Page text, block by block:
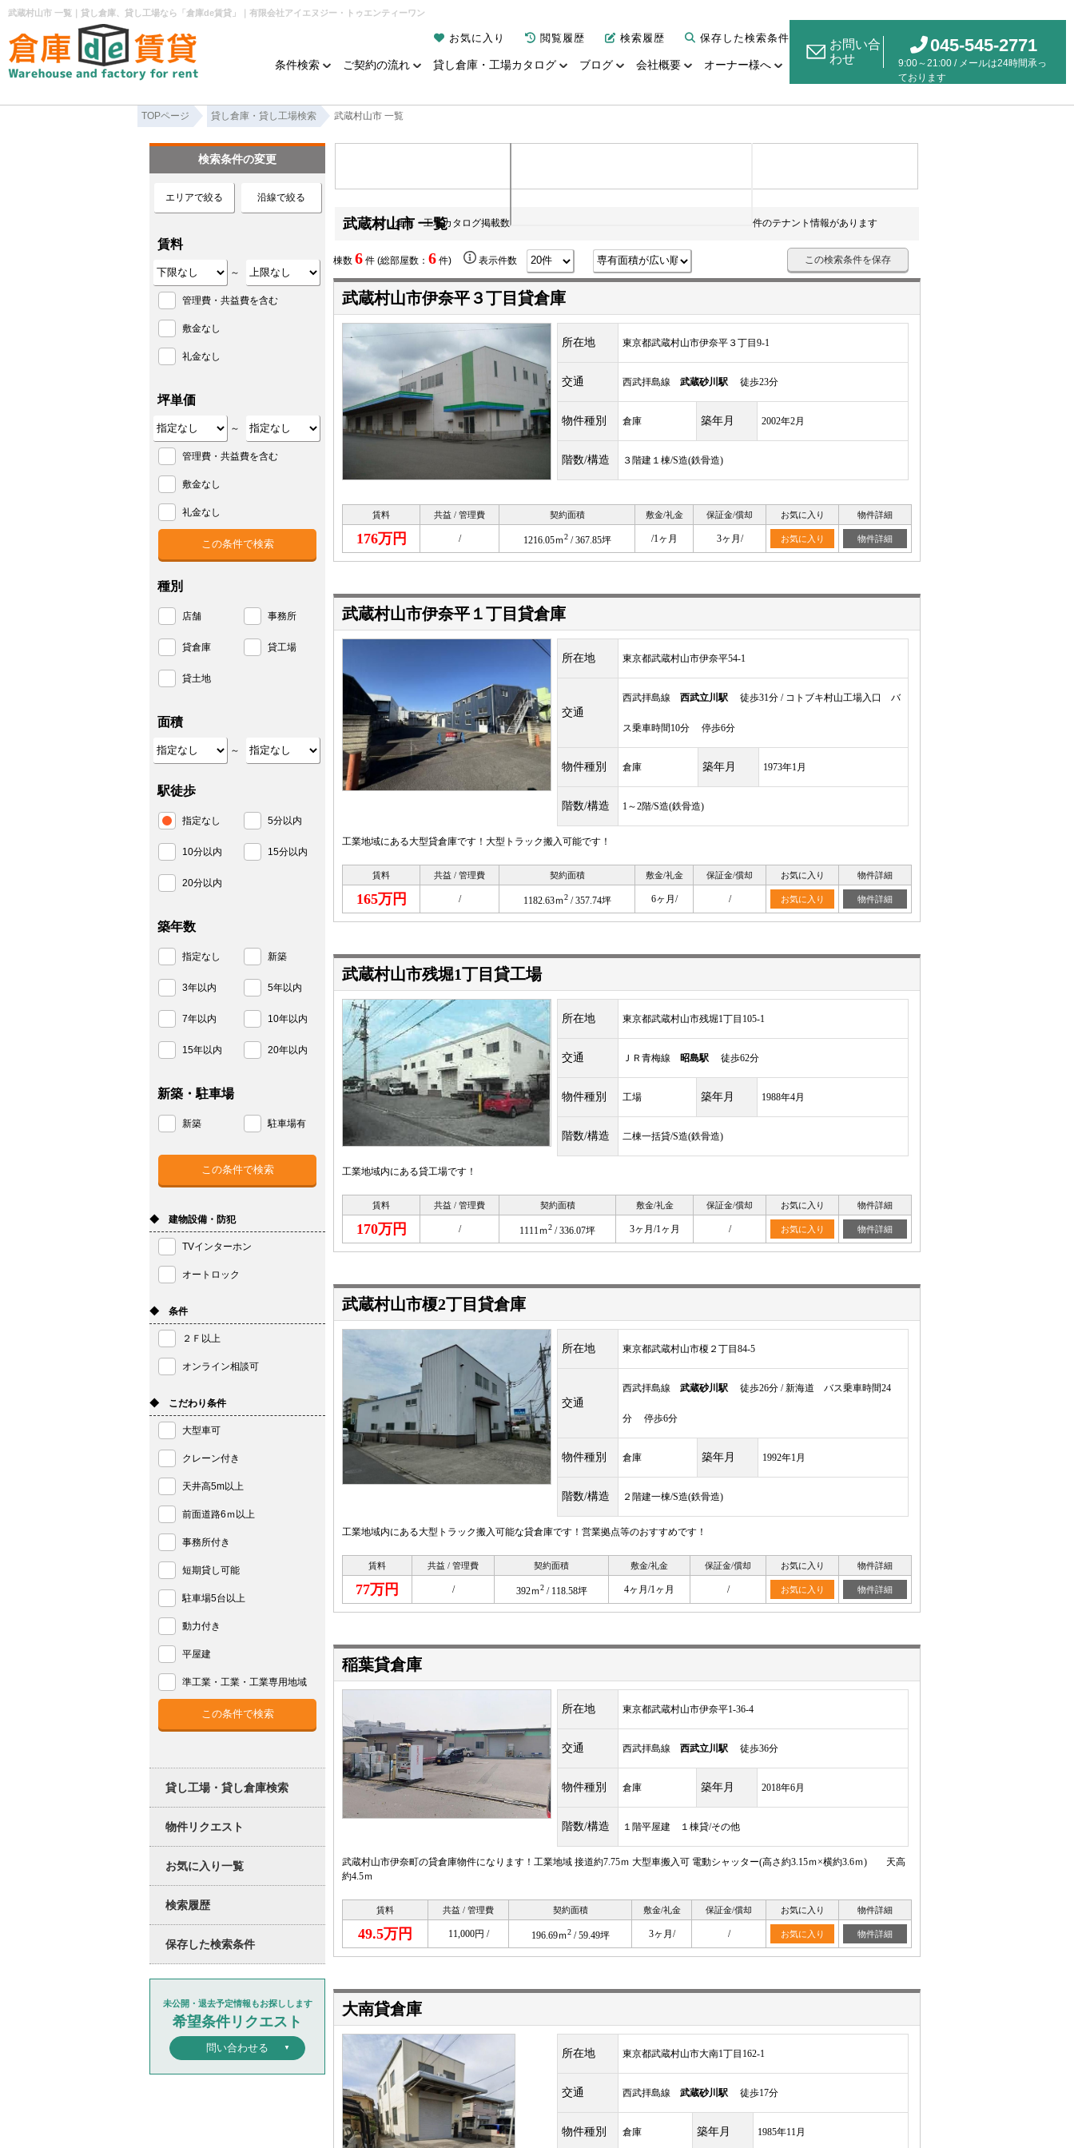
武蔵村山市 一覧｜貸し倉庫、貸し工場なら「倉庫de賃貸」｜有限会社アイエヌジー・トゥエンティーワン
お気に入り 閲覧履歴 検索履歴 保存した検索条件
条件検索 ご契約の流れ 貸し倉庫・工場カタログ ブログ 会社概要 オーナー様へ
お問い合
わせ
045-545-2771
9:00～21:00 / メールは24時間承っ
ております
TOPページ 貸し倉庫・貸し工場検索 武蔵村山市 一覧
貸し倉庫・工場カタログ掲載数 件のテナント情報があります
武蔵村山市 一覧
棟数 6 件 (総部屋数： 6 件) 表示件数 この検索条件を保存
武蔵村山市伊奈平３丁目貸倉庫
所在地 東京都武蔵村山市伊奈平３丁目9-1
交通 西武拝島線 武蔵砂川駅 徒歩23分
物件種別 倉庫 築年月 2002年2月
階数/構造 ３階建１棟/S造(鉄骨造)
賃料 共益 / 管理費 契約面積 敷金/礼金 保証金/償却 お気に入り 物件詳細
176万円 / 1216.05ｍ2/ 367.85坪 /1ヶ月 3ヶ月/ お気に入り 物件詳細
武蔵村山市伊奈平１丁目貸倉庫
所在地 東京都武蔵村山市伊奈平54-1
交通
西武拝島線 西武立川駅 徒歩31分 / コトブキ村山工場入口 バ
ス乗車時間10分 停歩6分
物件種別 倉庫 築年月 1973年1月
階数/構造 1～2階/S造(鉄骨造)
工業地域にある大型貸倉庫です！大型トラック搬入可能です！
賃料 共益 / 管理費 契約面積 敷金/礼金 保証金/償却 お気に入り 物件詳細
165万円 / 1182.63ｍ2/ 357.74坪 6ヶ月/ / お気に入り 物件詳細
武蔵村山市残堀1丁目貸工場
所在地 東京都武蔵村山市残堀1丁目105-1
交通 ＪＲ青梅線 昭島駅 徒歩62分
物件種別 工場 築年月 1988年4月
階数/構造 二棟一括貸/S造(鉄骨造)
工業地域内にある貸工場です！
賃料 共益 / 管理費 契約面積 敷金/礼金 保証金/償却 お気に入り 物件詳細
170万円 / 1111ｍ2 / 336.07坪 3ヶ月/1ヶ月 / お気に入り 物件詳細
武蔵村山市榎2丁目貸倉庫
所在地 東京都武蔵村山市榎２丁目84-5
交通
西武拝島線 武蔵砂川駅 徒歩26分 / 新海道 バス乗車時間24
分 停歩6分
物件種別 倉庫 築年月 1992年1月
階数/構造 ２階建一棟/S造(鉄骨造)
工業地域内にある大型トラック搬入可能な貸倉庫です！営業拠点等のおすすめです！
賃料 共益 / 管理費 契約面積 敷金/礼金 保証金/償却 お気に入り 物件詳細
77万円 / 392ｍ2/ 118.58坪 4ヶ月/1ヶ月 / お気に入り 物件詳細
稲葉貸倉庫
所在地 東京都武蔵村山市伊奈平1-36-4
交通 西武拝島線 西武立川駅 徒歩36分
物件種別 倉庫 築年月 2018年6月
階数/構造 １階平屋建 １棟貸/その他
武蔵村山市伊奈町の貸倉庫物件になります！工業地域 接道約7.75ｍ 大型車搬入可 電動シャッター(高さ約3.15ｍ×横約3.6ｍ) 天高
約4.5ｍ
賃料 共益 / 管理費 契約面積 敷金/礼金 保証金/償却 お気に入り 物件詳細
49.5万円 11,000円 / 196.69ｍ2/ 59.49坪 3ヶ月/ / お気に入り 物件詳細
大南貸倉庫
所在地 東京都武蔵村山市大南1丁目162-1
交通 西武拝島線 武蔵砂川駅 徒歩17分
物件種別 倉庫 築年月 1985年11月
検索条件の変更
エリアで絞る 沿線で絞る
賃料
～
管理費・共益費を含む
敷金なし
礼金なし
坪単価
～
管理費・共益費を含む
敷金なし
礼金なし
種別
店舗 事務所
貸倉庫 貸工場
貸土地
面積
～
駅徒歩
指定なし 5分以内
10分以内 15分以内
20分以内
築年数
指定なし 新築
3年以内 5年以内
7年以内 10年以内
15年以内 20年以内
新築・駐車場
新築 駐車場有
◆ 建物設備・防犯
TVインターホン
オートロック
◆ 条件
２Ｆ以上
オンライン相談可
◆ こだわり条件
大型車可
クレーン付き
天井高5m以上
前面道路6ｍ以上
事務所付き
短期貸し可能
駐車場5台以上
動力付き
平屋建
準工業・工業・工業専用地域
貸し工場・貸し倉庫検索
物件リクエスト
お気に入り一覧
検索履歴
保存した検索条件
未公開・退去予定情報もお探しします
希望条件リクエスト
問い合わせる